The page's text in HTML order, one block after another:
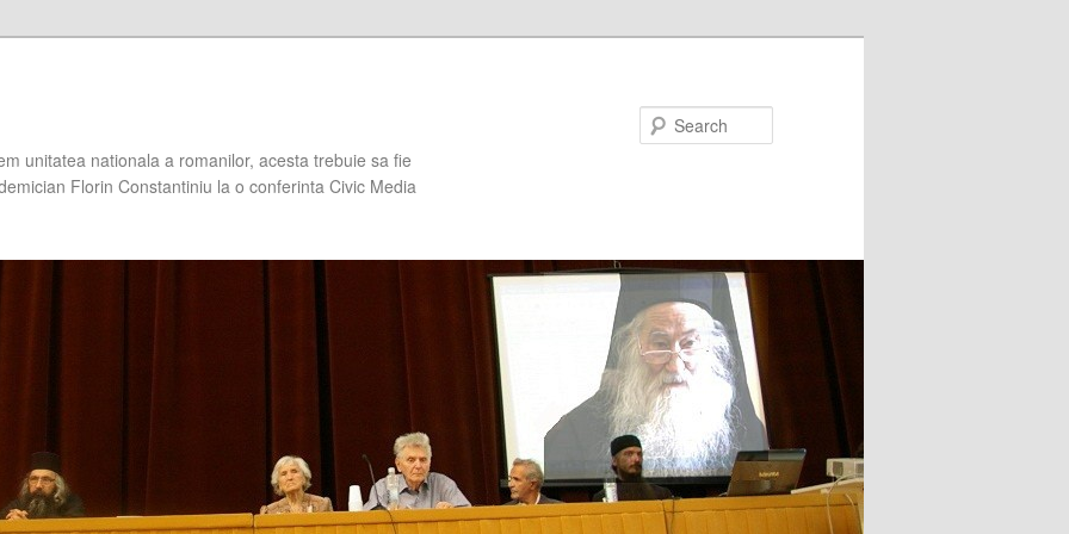
unitatea nationala a romanilor, acesta trebuie sa fie
Florin Constantiniu la o conferinta Civic Media